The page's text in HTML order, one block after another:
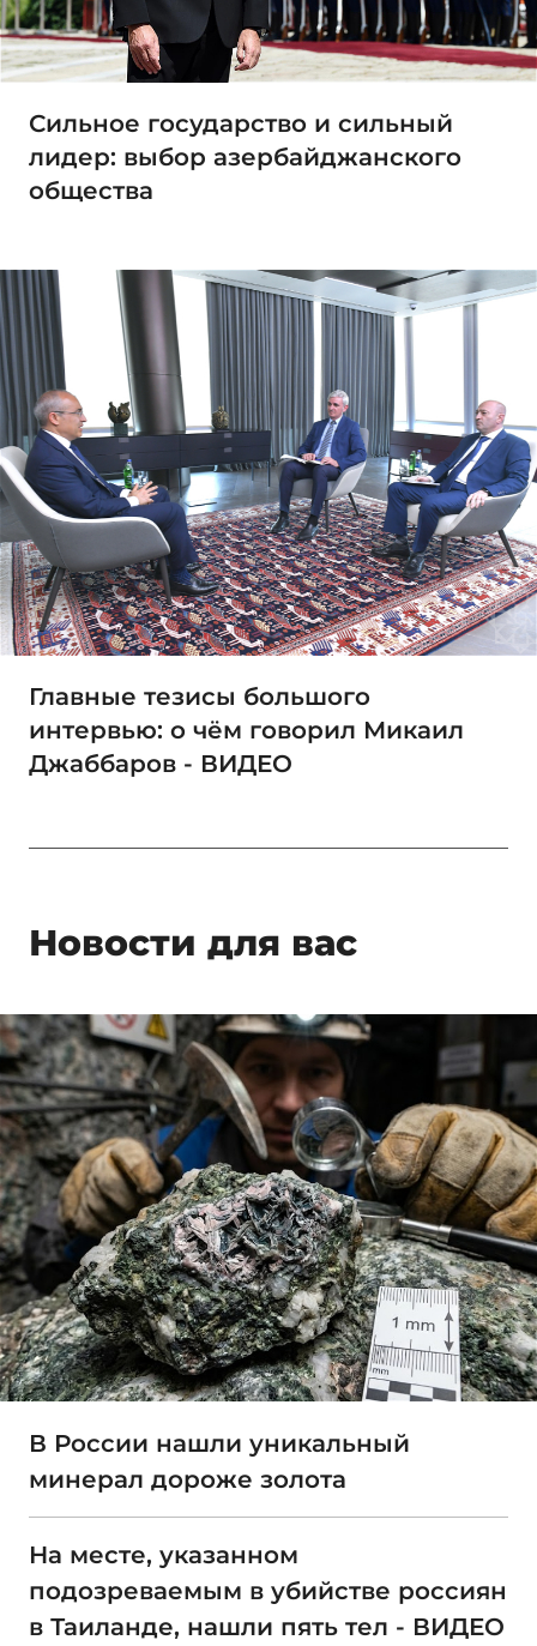
Сильное государство и сильный
лидер: выбор азербайджанского
общества
Главные тезисы большого
интервью: о чём говорил Микаил
Джаббаров - ВИДЕО
Новости для вас
В России нашли уникальный
минерал дороже золота
На месте, указанном
подозреваемым в убийстве россиян
в Таиланде, нашли пять тел - ВИДЕО